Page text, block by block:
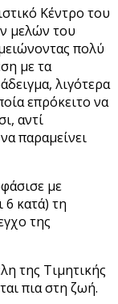
Κέντρο του
μελών του
πολύ
με τα
λιγότερα
επρόκειτο να
αντί
παραμείνει
με
6 κατά) τη
της
της Τιμητικής
πια στη ζωή.